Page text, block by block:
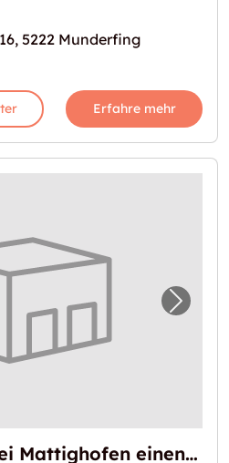
5222 Munderfing
Erfahre mehr
"In Feldkirchen bei
In Feldkirchen bei Mattighofen einen Lagerraum mieten